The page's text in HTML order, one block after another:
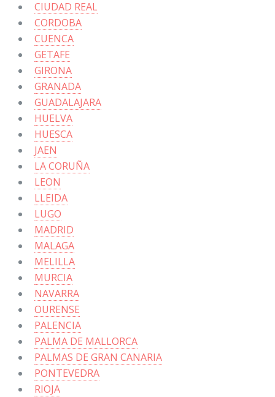
CIUDAD REAL
CORDOBA
CUENCA
GETAFE
GIRONA
GRANADA
GUADALAJARA
HUELVA
HUESCA
JAEN
LA CORUÑA
LEON
LLEIDA
LUGO
MADRID
MALAGA
MELILLA
MURCIA
NAVARRA
OURENSE
PALENCIA
PALMA DE MALLORCA
PALMAS DE GRAN CANARIA
PONTEVEDRA
RIOJA